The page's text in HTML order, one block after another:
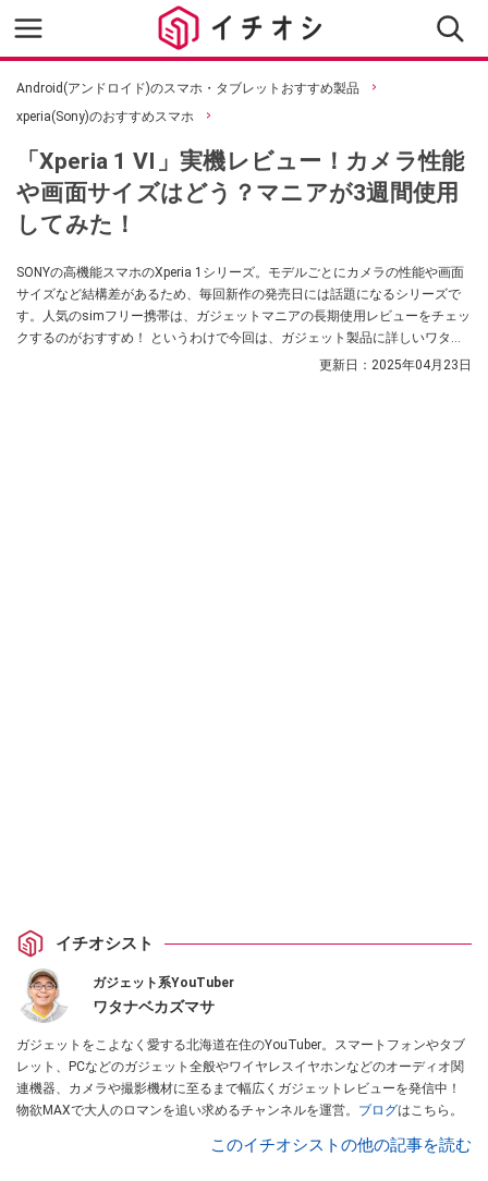
Android(アンドロイド)のスマホ・タブレットおすすめ製品
xperia(Sony)のおすすめスマホ
「Xperia 1 VI」実機レビュー！カメラ性能
や画面サイズはどう？マニアが3週間使用
してみた！
SONYの高機能スマホのXperia 1シリーズ。モデルごとにカメラの性能や画面
サイズなど結構差があるため、毎回新作の発売日には話題になるシリーズで
す。人気のsimフリー携帯は、ガジェットマニアの長期使用レビューをチェッ
クするのがおすすめ！ というわけで今回は、ガジェット製品に詳しいワタナ
ベカズマサさんが「Xperia 1 VI」の魅力と、気になる点、カメラ性能を詳しく
更新日： 2025年04月23日
イチオシスト
ガジェット系YouTuber
ワタナベカズマサ
ガジェットをこよなく愛する北海道在住のYouTuber。スマートフォンやタブ
レット、PCなどのガジェット全般やワイヤレスイヤホンなどのオーディオ関
連機器、カメラや撮影機材に至るまで幅広くガジェットレビューを発信中！
物欲MAXで大人のロマンを追い求めるチャンネルを運営。 ブログはこちら。
このイチオシストの他の記事を読む